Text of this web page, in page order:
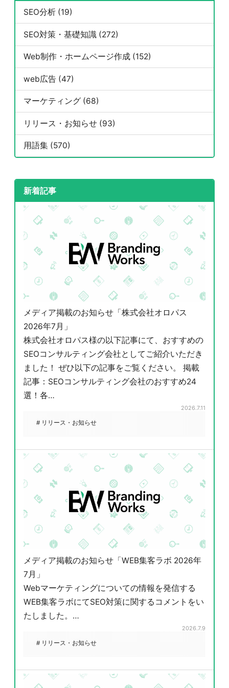
SEO分析 (19)
SEO対策・基礎知識 (272)
Web制作・ホームページ作成 (152)
web広告 (47)
マーケティング (68)
リリース・お知らせ (93)
用語集 (570)
新着記事
メディア掲載のお知らせ「株式会社オロパス
2026年7月」
株式会社オロパス様の以下記事にて、おすすめの
SEOコンサルティング会社としてご紹介いただき
ました！ ぜひ以下の記事をご覧ください。 掲載
記事：SEOコンサルティング会社のおすすめ24
選！各…
2026.7.11
# リリース・お知らせ
メディア掲載のお知らせ「WEB集客ラボ 2026年
7月」
Webマーケティングについての情報を発信する
WEB集客ラボにてSEO対策に関するコメントをい
たしました。…
2026.7.9
# リリース・お知らせ